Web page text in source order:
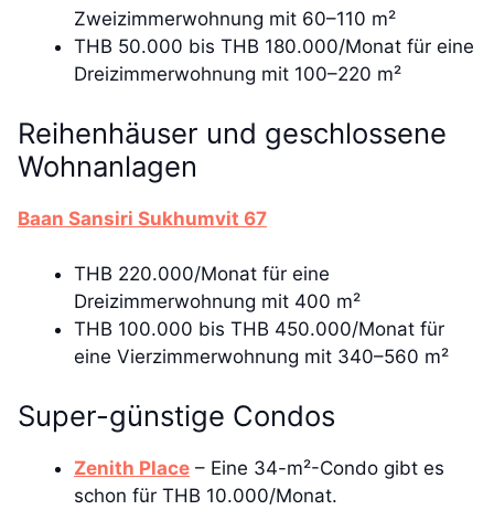
Zweizimmerwohnung mit 60–110 m²
THB 50.000 bis THB 180.000/Monat für eine
Dreizimmerwohnung mit 100–220 m²
Reihenhäuser und geschlossene
Wohnanlagen
Baan Sansiri Sukhumvit 67
THB 220.000/Monat für eine
Dreizimmerwohnung mit 400 m²
THB 100.000 bis THB 450.000/Monat für
eine Vierzimmerwohnung mit 340–560 m²
Super-günstige Condos
Zenith Place – Eine 34-m²-Condo gibt es
schon für THB 10.000/Monat.